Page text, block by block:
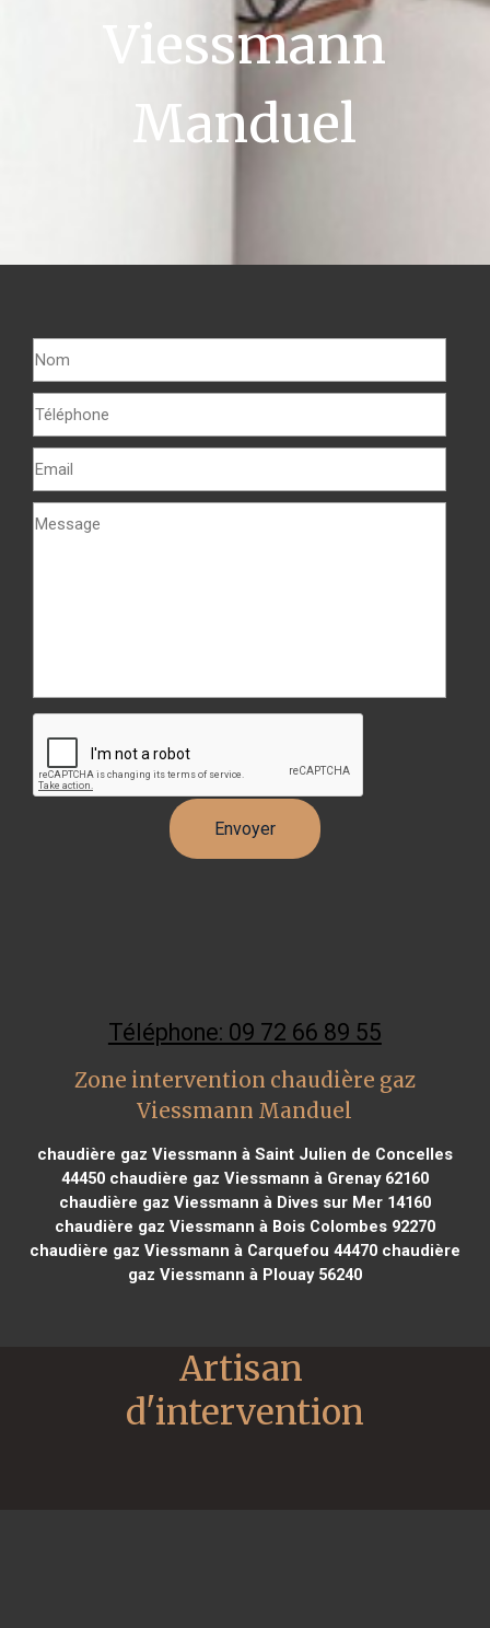
Viessmann
Manduel
Téléphone: 09 72 66 89 55
Zone intervention chaudière gaz
Viessmann Manduel
chaudière gaz Viessmann à Saint Julien de Concelles
44450chaudière gaz Viessmann à Grenay 62160
chaudière gaz Viessmann à Dives sur Mer 14160
chaudière gaz Viessmann à Bois Colombes 92270
chaudière gaz Viessmann à Carquefou 44470chaudière
gaz Viessmann à Plouay 56240
Artisan
d'intervention